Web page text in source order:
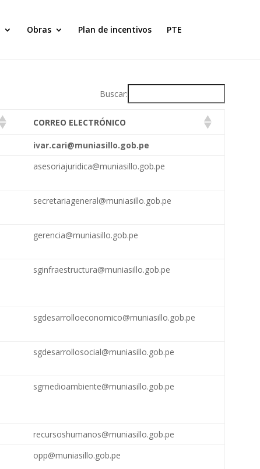
Obras Plan de incentivos PTE
Buscar:
CORREO ELECTRÓNICO
ivar.cari@muniasillo.gob.pe
asesoriajuridica@muniasillo.gob.pe
secretariageneral@muniasillo.gob.pe
gerencia@muniasillo.gob.pe
sginfraestructura@muniasillo.gob.pe
sgdesarrolloeconomico@muniasillo.gob.pe
sgdesarrollosocial@muniasillo.gob.pe
sgmedioambiente@muniasillo.gob.pe
recursoshumanos@muniasillo.gob.pe
opp@muniasillo.gob.pe